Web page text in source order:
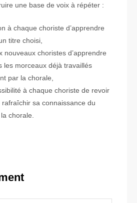
une base de voix à répéter :
à chaque choriste d’apprendre
titre choisi,
nouveaux choristes d’apprendre
les morceaux déjà travaillés
par la chorale,
à chaque choriste de revoir
sa connaissance du
chorale.